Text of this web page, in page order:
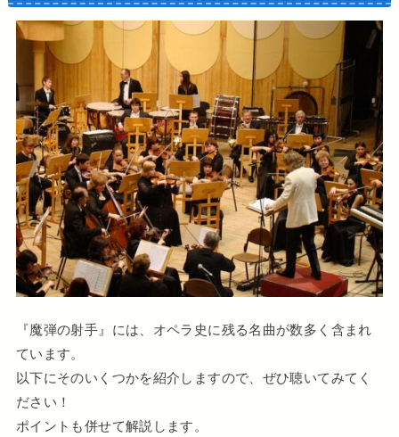
『魔弾の射手』には、オペラ史に残る名曲が数多く含まれ
ています。
以下にそのいくつかを紹介しますので、ぜひ聴いてみてく
ださい！
ポイントも併せて解説します。